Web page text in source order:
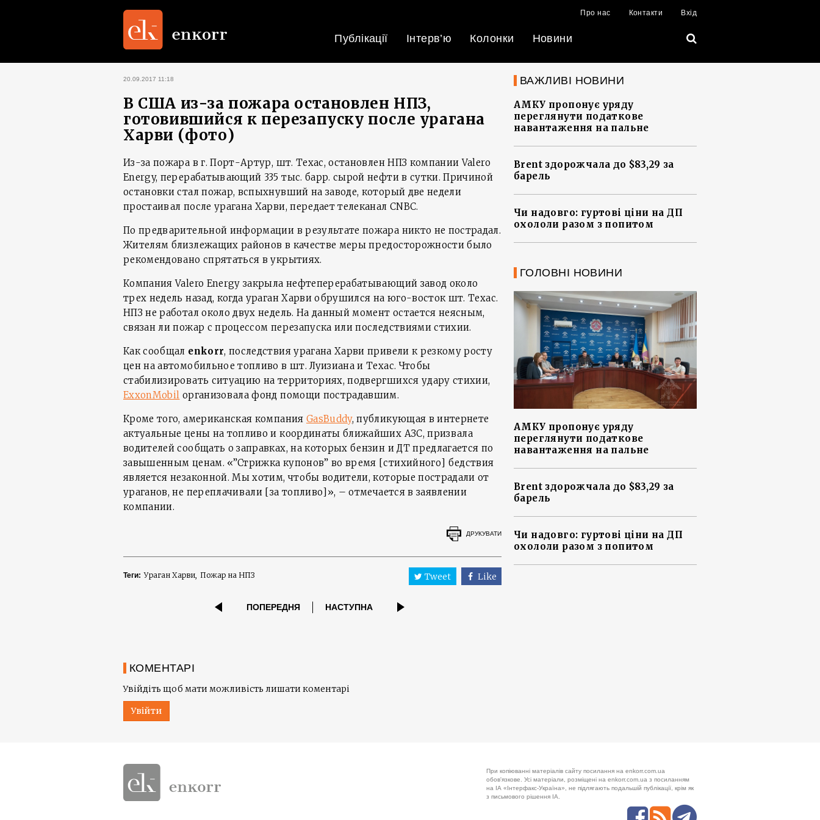
Про нас Контакти Вхід
Публікації Інтерв’ю Колонки Новини
20.09.2017 11:18
В США из-за пожара остановлен НПЗ,
готовившийся к перезапуску после урагана
Харви (фото)
Из-за пожара в г. Порт-Артур, шт. Техас, остановлен НПЗ компании Valero
Energy, перерабатывающий 335 тыс. барр. сырой нефти в сутки. Причиной
остановки стал пожар, вспыхнувший на заводе, который две недели
простаивал после урагана Харви, передает телеканал CNBC.
По предварительной информации в результате пожара никто не пострадал.
Жителям близлежащих районов в качестве меры предосторожности было
рекомендовано спрятаться в укрытиях.
Компания Valero Energy закрыла нефтеперерабатывающий завод около
трех недель назад, когда ураган Харви обрушился на юго-восток шт. Техас.
НПЗ не работал около двух недель. На данный момент остается неясным,
связан ли пожар с процессом перезапуска или последствиями стихии.
Как сообщал enkorr, последствия урагана Харви привели к резкому росту
цен на автомобильное топливо в шт. Луизиана и Техас. Чтобы
стабилизировать ситуацию на территориях, подвергшихся удару стихии,
ExxonMobil организовала фонд помощи пострадавшим.
Кроме того, американская компания GasBuddy, публикующая в интернете
актуальные цены на топливо и координаты ближайших АЗС, призвала
водителей сообщать о заправках, на которых бензин и ДТ предлагается по
завышенным ценам. «”Стрижка купонов” во время [стихийного] бедствия
является незаконной. Мы хотим, чтобы водители, которые пострадали от
ураганов, не переплачивали [за топливо]», – отмечается в заявлении
компании.
ДРУКУВАТИ
Теги: Ураган Харви Пожар на НПЗ Tweet Like
ПОПЕРЕДНЯ НАСТУПНА
КОМЕНТАРІ
Увійдіть щоб мати можливість лишати коментарі
Увійти
ВАЖЛИВІ НОВИНИ
АМКУ пропонує уряду
переглянути податкове
навантаження на пальне
Brent здорожчала до $83,29 за
барель
Чи надовго: гуртові ціни на ДП
охололи разом з попитом
ГОЛОВНІ НОВИНИ
АМКУ пропонує уряду
переглянути податкове
навантаження на пальне
Brent здорожчала до $83,29 за
барель
Чи надовго: гуртові ціни на ДП
охололи разом з попитом
При копіюванні матеріалів сайту посилання на enkorr.com.ua
обов'язкове. Усі матеріали, розміщені на enkorr.com.ua з посиланням
на ІА «Інтерфакс-Україна», не підлягають подальшій публікації, крім як
з письмового рішення ІА.